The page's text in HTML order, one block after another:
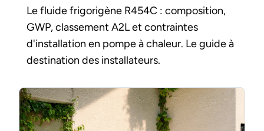
Le fluide frigorigène R454C : composition,
GWP, classement A2L et contraintes
d'installation en pompe à chaleur. Le guide à
destination des installateurs.